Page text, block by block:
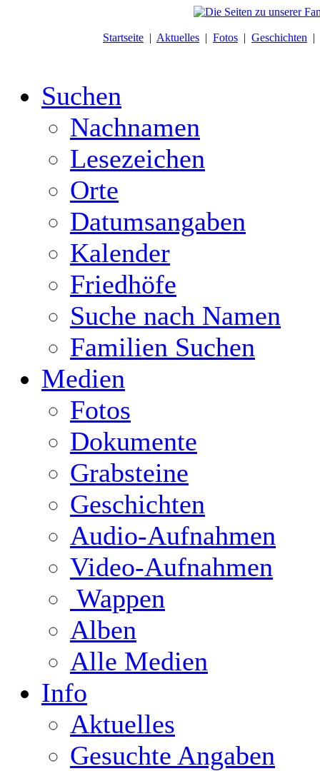
Startseite | Aktuelles | Fotos | Geschichten |
Suchen
Nachnamen
Lesezeichen
Orte
Datumsangaben
Kalender
Friedhöfe
Suche nach Namen
Familien Suchen
Medien
Fotos
Dokumente
Grabsteine
Geschichten
Audio-Aufnahmen
Video-Aufnahmen
Wappen
Alben
Alle Medien
Info
Aktuelles
Gesuchte Angaben